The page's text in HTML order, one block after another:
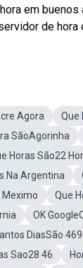
em
de hora
Agora Que
SãoAgorinha
Horas São22
Na Argentina
Meximo Que
OK
DiasSão
Sao28 46